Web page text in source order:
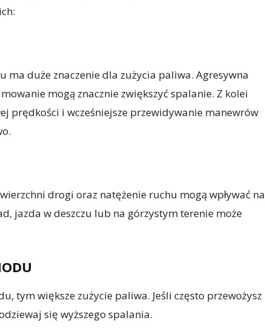
ma duże znaczenie dla zużycia paliwa. Agresywna
mogą znacznie zwiększyć spalanie. Z kolei
prędkości i wcześniejsze przewidywanie manewrów
drogi oraz natężenie ruchu mogą wpływać na
jazda w deszczu lub na górzystym terenie może
tym większe zużycie paliwa. Jeśli często przewożysz
się wyższego spalania.